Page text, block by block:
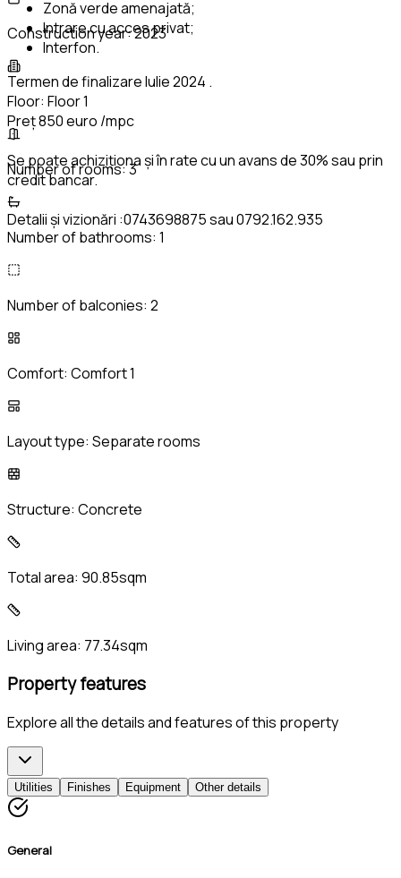
Zonă verde amenajată;
Intrare cu acces privat;
Interfon.
Termen de finalizare Iulie 2024 .
Preț 850 euro /mpc
Se poate achiziționa și în rate cu un avans de 30% sau prin
credit bancar.
Detalii și vizionări :0743698875 sau 0792.162.935
Construction year:2023
Floor: Floor 1
Number of rooms:3
Number of bathrooms: 1
Number of balconies: 2
Comfort: Comfort 1
Layout type: Separate rooms
Structure: Concrete
Total area: 90.85sqm
Living area: 77.34sqm
Property features
Explore all the details and features of this property
Utilities Finishes Equipment Other details
General